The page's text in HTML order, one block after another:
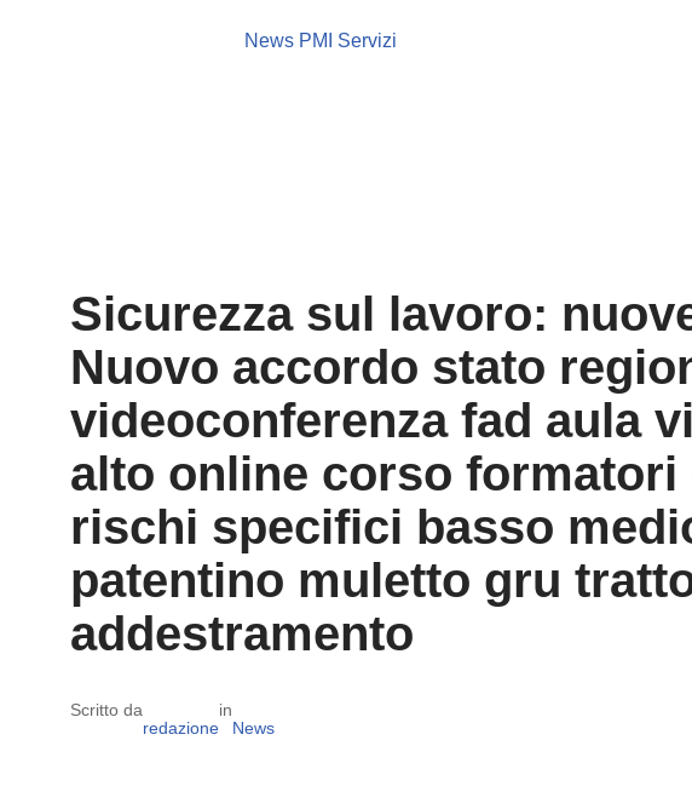
News PMI Servizi
Sicurezza sul lavoro:
Nuovo accordo stato
videoconferenza fad aula
alto online corso
rischi specifici basso
patentino muletto gru
addestramento
Scritto da
redazione
in
News